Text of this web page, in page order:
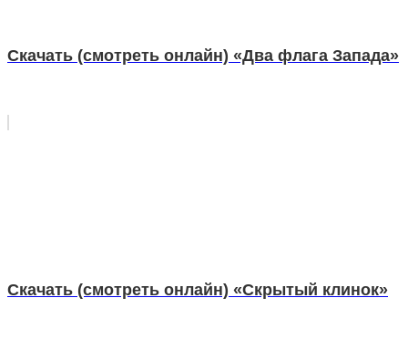
Скачать (смотреть онлайн) «Два флага Запада»
Скачать (смотреть онлайн) «Скрытый клинок»